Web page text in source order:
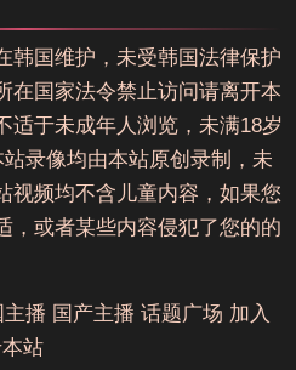
韩国维护，未受韩国法律保护
在国家法令禁止访问请离开本
适于未成年人浏览，未满18岁
录像均由本站原创录制，未
视频均不含儿童内容，如果您
，或者某些内容侵犯了您的的
播 国产主播 话题广场 加入
站